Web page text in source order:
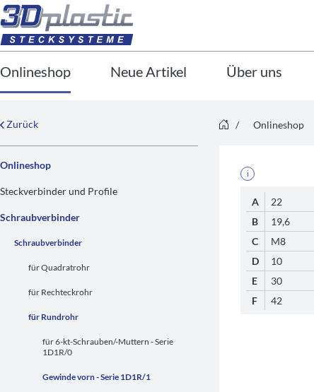
Onlineshop Neue Artikel Über uns
Zurück / Onlineshop
Onlineshop
Steckverbinder und Profile
Schraubverbinder
Schraubverbinder
für Quadratrohr
für Rechteckrohr
für Rundrohr
für 6-kt-Schrauben/-Muttern - Serie
1D1R/0
Gewinde vorn - Serie 1D1R/1
i
A
22
B
19,6
C
M8
D
10
E
30
F
42